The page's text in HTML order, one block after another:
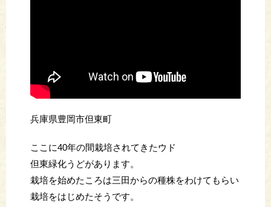
兵庫県豊岡市但東町
ここに40年の間栽培されてきたウド
但東緑化うどがあります。
栽培を始めたころは三田からの種株をわけてもらい
栽培をはじめたそうです。